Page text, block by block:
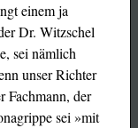
einem ja
Dr. Witzschel
sei nämlich
unser Richter
Fachmann, der
sei »mit